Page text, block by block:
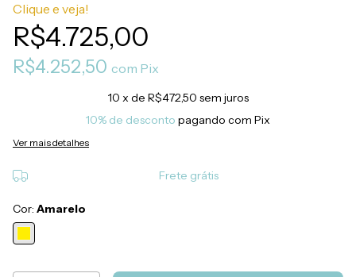
Clique e veja!
R$4.725,00
R$4.252,50 com Pix
10 x de R$472,50 sem juros
10% de desconto pagando com Pix
Ver mais detalhes
Frete grátis
Cor: Amarelo